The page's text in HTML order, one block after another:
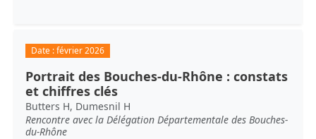
Date :février 2026
Portrait des Bouches-du-Rhône : constats
et chiffres clés
Butters H, Dumesnil H
Rencontre avec la Délégation Départementale des Bouches-
du-Rhône